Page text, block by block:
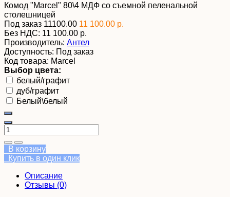
Комод "Marcel" 80\4 МДФ со съемной пеленальной
столешницей
Под заказ 11100.00 11 100.00 р.
Без НДС: 11 100.00 р.
Производитель: Антел
Доступность: Под заказ
Код товара: Marcel
Выбор цвета:
белый/графит
дуб/графит
Белый\белый
В корзину
Купить в один клик
Описание
Отзывы (0)